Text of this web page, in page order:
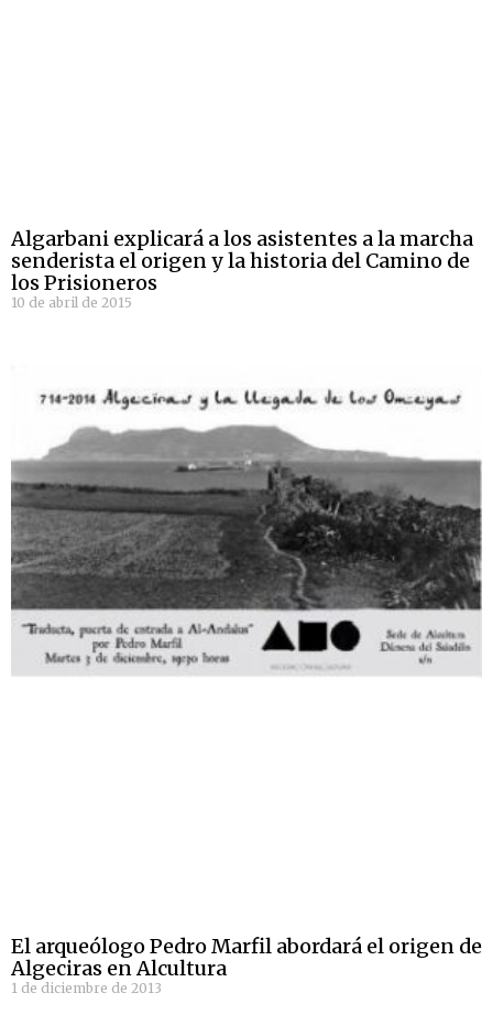
Algarbani explicará a los asistentes a la marcha
senderista el origen y la historia del Camino de
los Prisioneros
10 de abril de 2015
El arqueólogo Pedro Marfil abordará el origen de
Algeciras en Alcultura
1 de diciembre de 2013